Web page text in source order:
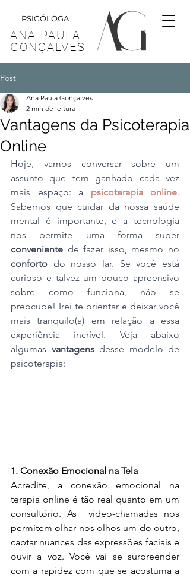
ANA PAULA
GONÇALVES
PSICÓLOGA
Post
Vantagens da Psicoterapia
Online
Ana Paula Gonçalves
2 min de leitura
Hoje, vamos conversar sobre um
assunto que tem ganhado cada vez
mais espaço: a psicoterapia online.
Sabemos que cuidar da nossa saúde
mental é importante, e a tecnologia
conveniente
conforto do nosso lar. Se você está
curioso e talvez um pouco apreensivo
sobre como funciona, não se
preocupe! Irei te orientar e deixar você
mais tranquilo(a) em relação a essa
experiência incrível. Veja abaixo
algumas vantagens desse modelo de
psicoterapia:
1. Conexão Emocional na Tela
Acredite, a conexão emocional na
terapia online é tão real quanto em um
consultório. As  video-chamadas nos
permitem olhar nos olhos um do outro,
captar nuances das expressões faciais e
ouvir a voz. Você vai se surpreender
com a rapidez com que se acostuma a